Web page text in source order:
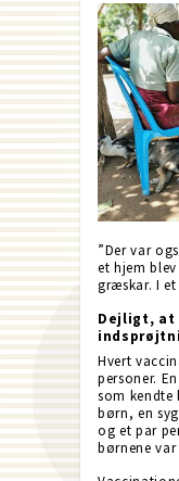
”Der var
et hjem
græskar. I
Dejligt, at
Hvert
personer.
som kendte
børn, en
og et par
børnene